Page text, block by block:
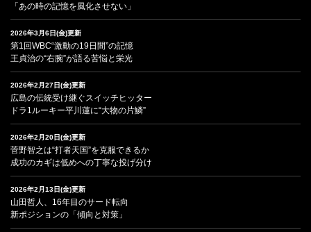
「あの時の記憶を風化させない」
2026年3月6日(金)更新
第1回WBC“激動の19日間”の記憶
王貞治の“右腕”が語る苦悩と栄光
2026年2月27日(金)更新
広島の伝統受け継ぐスイッチヒッター
ドラ1ルーキー平川蓮に“大物の片鱗”
2026年2月20日(金)更新
菅野智之は“打者天国”を克服できるか
成功のカギは低めへの丁寧な投げ分け
2026年2月13日(金)更新
山田哲人、16年目のサード転向
新ポジションの「傾向と対策」